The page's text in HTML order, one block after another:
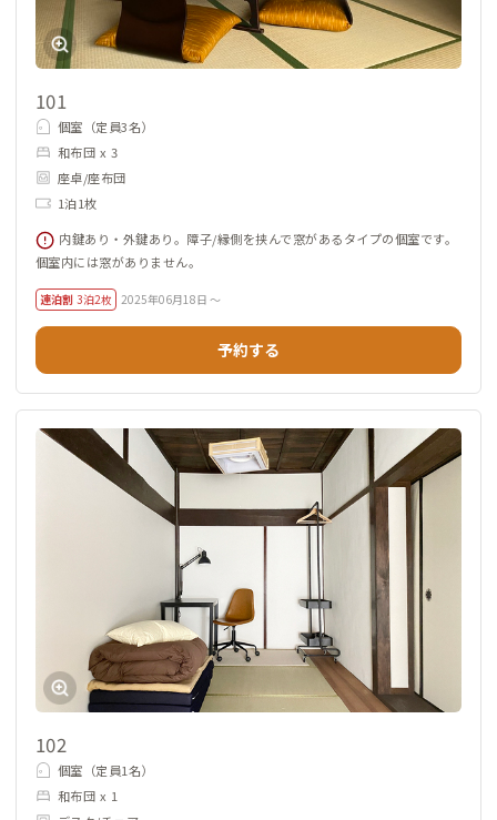
101
個室（定員3名）
和布団 x 3
座卓/座布団
1泊1枚
内鍵あり・外鍵あり。障子/縁側を挟んで窓があるタイプの個室です。
個室内には窓がありません。
連泊割 3泊2枚 2025年06月18日 ～
予約する
102
個室（定員1名）
和布団 x 1